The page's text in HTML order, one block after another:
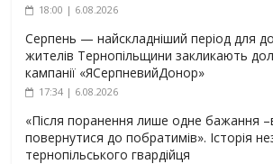
18:00 | 6.08.2026
Серпень — найскладніший період для
жителів Тернопільщини закликають
кампанії «ЯСерпневийДонор»
17:34 | 6.08.2026
«Після поранення лише одне бажання
повернутися до побратимів». Історія
тернопільського гвардійця